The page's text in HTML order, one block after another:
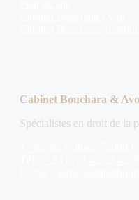
Cabinet Bouchara &
Spécialistes en droit de la